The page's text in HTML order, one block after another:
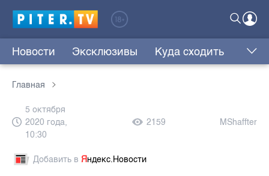
Новости Эксклюзивы Куда сходить
Главная
5 октября
2020 года,
10:30
2159 MShaffter
Добавить в Яндекс.Новости